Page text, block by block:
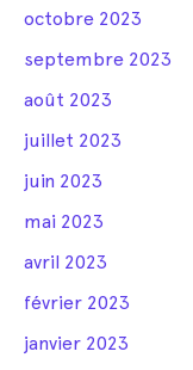
octobre 2023
septembre 2023
août 2023
juillet 2023
juin 2023
mai 2023
avril 2023
février 2023
janvier 2023